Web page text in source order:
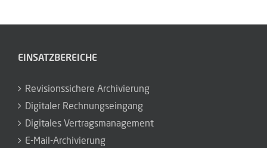
EINSATZBEREICHE
Revisionssichere Archivierung
Digitaler Rechnungseingang
Digitales Vertragsmanagement
E-Mail-Archivierung